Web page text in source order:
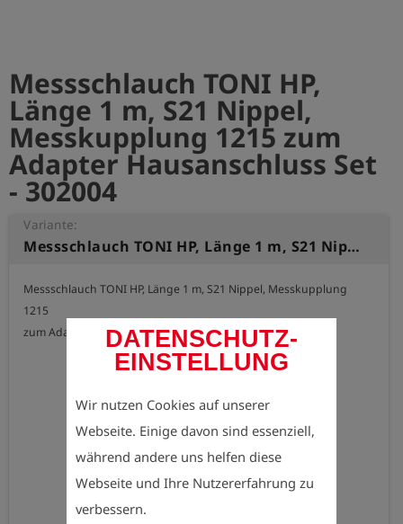
DATENSCHUTZ-
EINSTELLUNG
Wir nutzen Cookies auf unserer
Webseite. Einige davon sind essenziell,
während andere uns helfen diese
Webseite und Ihre Nutzererfahrung zu
verbessern.
Messschlauch TONI HP,
Länge 1 m, S21 Nippel,
Messkupplung 1215 zum
Adapter Hausanschluss Set
- 302004
Variante:
Messschlauch TONI HP, Länge 1 m, S21 Nippel, Messkupplung 1215 zum Adapter Hausanschluss Set
Messschlauch TONI HP, Länge 1 m, S21 Nippel, Messkupplung
1215
zum Adapter Hausanschluss Set